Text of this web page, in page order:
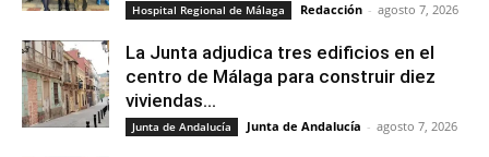
Hospital Regional de Málaga Redacción - agosto 7, 2026
La Junta adjudica tres edificios en el
centro de Málaga para construir diez
viviendas...
Junta de Andalucía Junta de Andalucía - agosto 7, 2026